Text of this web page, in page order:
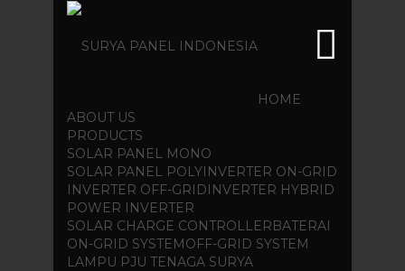
HOME
ABOUT US
PRODUCTS
SOLAR PANEL MONO
SOLAR PANEL POLYINVERTER ON-GRID
INVERTER OFF-GRIDINVERTER HYBRID
POWER INVERTER
SOLAR CHARGE CONTROLLERBATERAI
ON-GRID SYSTEMOFF-GRID SYSTEM
LAMPU PJU TENAGA SURYA